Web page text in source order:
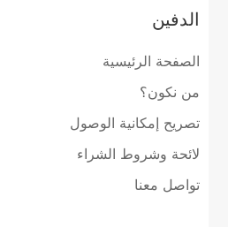
الدفين
الصفحة الرئيسية
من نكون؟
تصريح إمكانية الوصول
لائحة وشروط الشراء
تواصل معنا